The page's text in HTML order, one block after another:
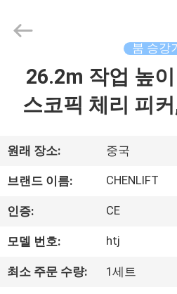
품
우
리
2026
Reserved.
붐 승강
26.2m 작업 높
스코픽 체리 피
원래 장소: 중국
브랜드 이름: CHENLIFT
인증: CE
모델 번호: htj
최소 주문 수량: 1세트